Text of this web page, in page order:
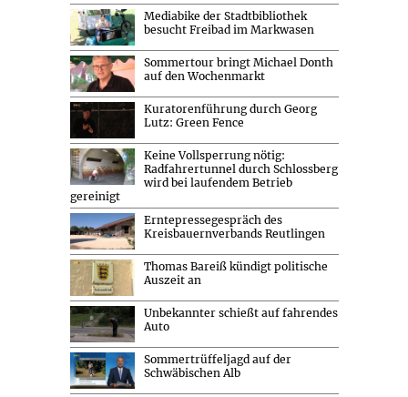
Mediabike der Stadtbibliothek
besucht Freibad im Markwasen
Sommertour bringt Michael Donth
auf den Wochenmarkt
Kuratorenführung durch Georg
Lutz: Green Fence
Keine Vollsperrung nötig:
Radfahrertunnel durch Schlossberg
wird bei laufendem Betrieb
gereinigt
Erntepressegespräch des
Kreisbauernverbands Reutlingen
Thomas Bareiß kündigt politische
Auszeit an
Unbekannter schießt auf fahrendes
Auto
Sommertrüffeljagd auf der
Schwäbischen Alb